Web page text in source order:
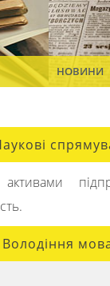
НОВИНИ
Володіння